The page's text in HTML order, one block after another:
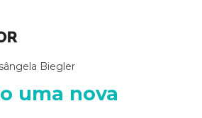
Biegler
uma nova